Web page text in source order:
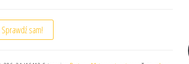
Sprawdź sam!